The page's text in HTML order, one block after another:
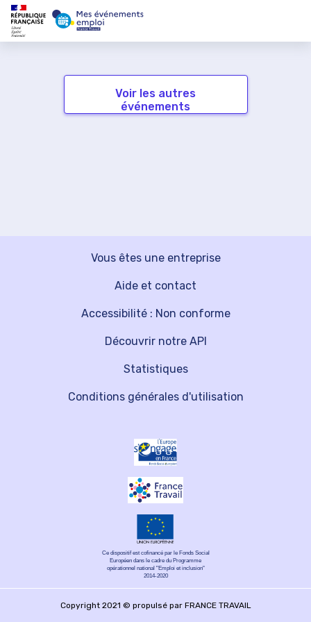
Voir les autres
événements
Vous êtes une entreprise
Découvrir notre API
Aide et contact
Statistiques
Accessibilité : Non conforme
Conditions générales d'utilisation
Ce dispositif est cofinancé par le Fonds Social
Européen dans le cadre du Programme
opérationnel national "Emploi et inclusion"
2014-2020
Copyright 2021 © propulsé par FRANCE TRAVAIL